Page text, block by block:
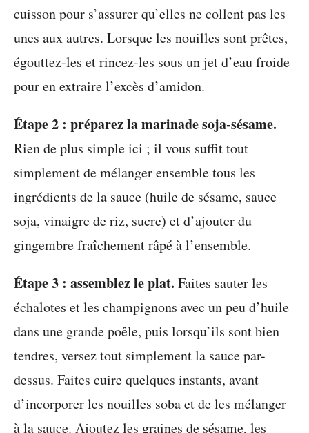
cuisson pour s’assurer qu’elles ne collent pas les
unes aux autres. Lorsque les nouilles sont prêtes,
égouttez-les et rincez-les sous un jet d’eau froide
pour en extraire l’excès d’amidon.
Étape 2 : préparez la marinade soja-sésame.
Rien de plus simple ici ; il vous suffit tout
simplement de mélanger ensemble tous les
ingrédients de la sauce (huile de sésame, sauce
soja, vinaigre de riz, sucre) et d’ajouter du
gingembre fraîchement râpé à l’ensemble.
Étape 3 : assemblez le plat. Faites sauter les
échalotes et les champignons avec un peu d’huile
dans une grande poêle, puis lorsqu’ils sont bien
tendres, versez tout simplement la sauce par-
dessus. Faites cuire quelques instants, avant
d’incorporer les nouilles soba et de les mélanger
à la sauce. Ajoutez les graines de sésame, les